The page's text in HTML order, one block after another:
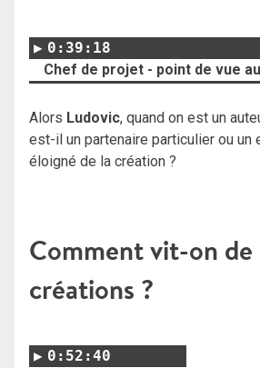
0:39:18
Chef de projet - point de vue
Alors Ludovic, quand on est un
est-il un partenaire particulier ou un
éloigné de la création ?
Comment vit-on de
créations ?
0:52:40